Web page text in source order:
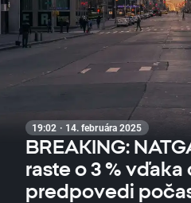
19:02 · 14. februára 2025
BREAKING:
raste o 3 %
predpovedi